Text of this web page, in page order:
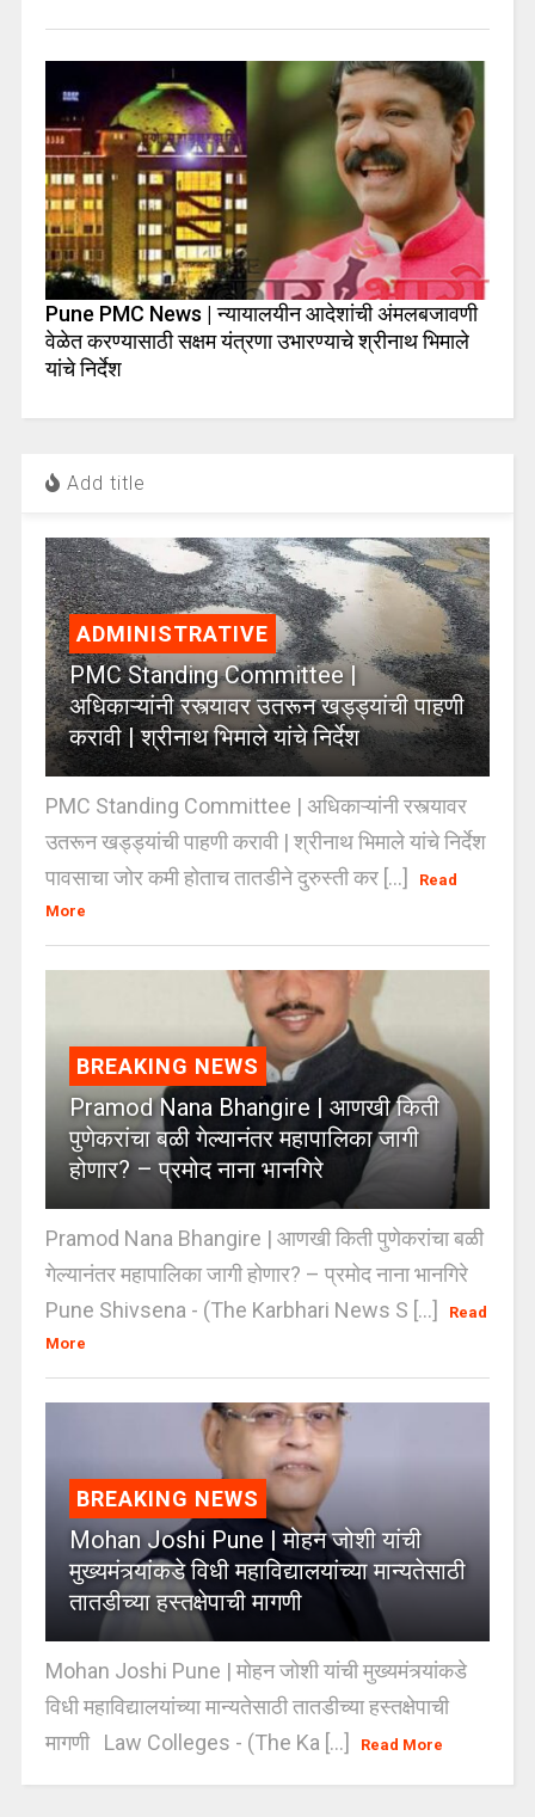
Pune PMC News | न्यायालयीन आदेशांची अंमलबजावणी
वेळेत करण्यासाठी सक्षम यंत्रणा उभारण्याचे श्रीनाथ भिमाले
यांचे निर्देश
Add title
ADMINISTRATIVE
PMC Standing Committee |
अधिकाऱ्यांनी रस्त्यावर उतरून खड्ड्यांची पाहणी
करावी | श्रीनाथ भिमाले यांचे निर्देश
PMC Standing Committee | अधिकाऱ्यांनी रस्त्यावर
उतरून खड्ड्यांची पाहणी करावी | श्रीनाथ भिमाले यांचे निर्देश
पावसाचा जोर कमी होताच तातडीने दुरुस्ती कर [...]
Read
More
BREAKING NEWS
Pramod Nana Bhangire | आणखी किती
पुणेकरांचा बळी गेल्यानंतर महापालिका जागी
होणार? – प्रमोद नाना भानगिरे
Pramod Nana Bhangire | आणखी किती पुणेकरांचा बळी
गेल्यानंतर महापालिका जागी होणार? – प्रमोद नाना भानगिरे
Pune Shivsena - (The Karbhari News S [...]
Read
More
BREAKING NEWS
Mohan Joshi Pune | मोहन जोशी यांची
मुख्यमंत्र्यांकडे विधी महाविद्यालयांच्या मान्यतेसाठी
तातडीच्या हस्तक्षेपाची मागणी
Mohan Joshi Pune | मोहन जोशी यांची मुख्यमंत्र्यांकडे
विधी महाविद्यालयांच्या मान्यतेसाठी तातडीच्या हस्तक्षेपाची
मागणी Law Colleges - (The Ka [...]
Read More